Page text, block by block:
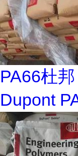
PA66杜
Dupont